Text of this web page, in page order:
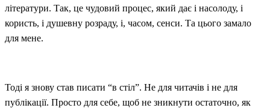
літератури. Так, це чудовий процес, який дає і насолоду, і
користь, і душевну розраду, і, часом, сенси. Та цього замало
для мене.
Тоді я знову став писати “в стіл”. Не для читачів і не для
публікації. Просто для себе, щоб не зникнути остаточно, як